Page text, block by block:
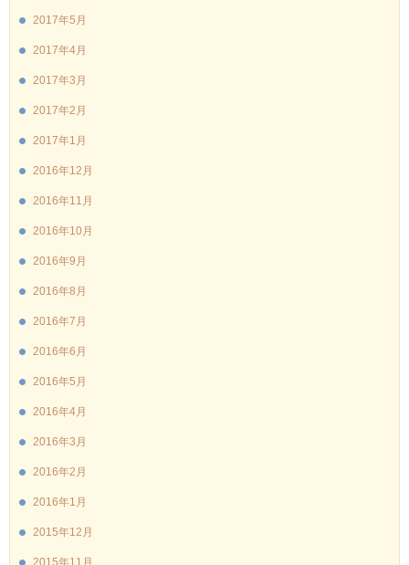
2017年5月
2017年4月
2017年3月
2017年2月
2017年1月
2016年12月
2016年11月
2016年10月
2016年9月
2016年8月
2016年7月
2016年6月
2016年5月
2016年4月
2016年3月
2016年2月
2016年1月
2015年12月
2015年11月